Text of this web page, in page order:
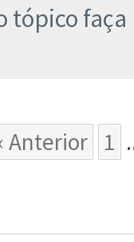
tópico
Anterior 1